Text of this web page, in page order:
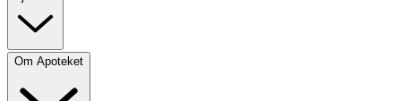
Om Apoteket